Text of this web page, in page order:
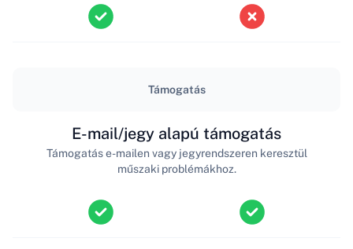
Támogatás
E-mail/jegy alapú támogatás
Támogatás e-mailen vagy jegyrendszeren keresztül
műszaki problémákhoz.